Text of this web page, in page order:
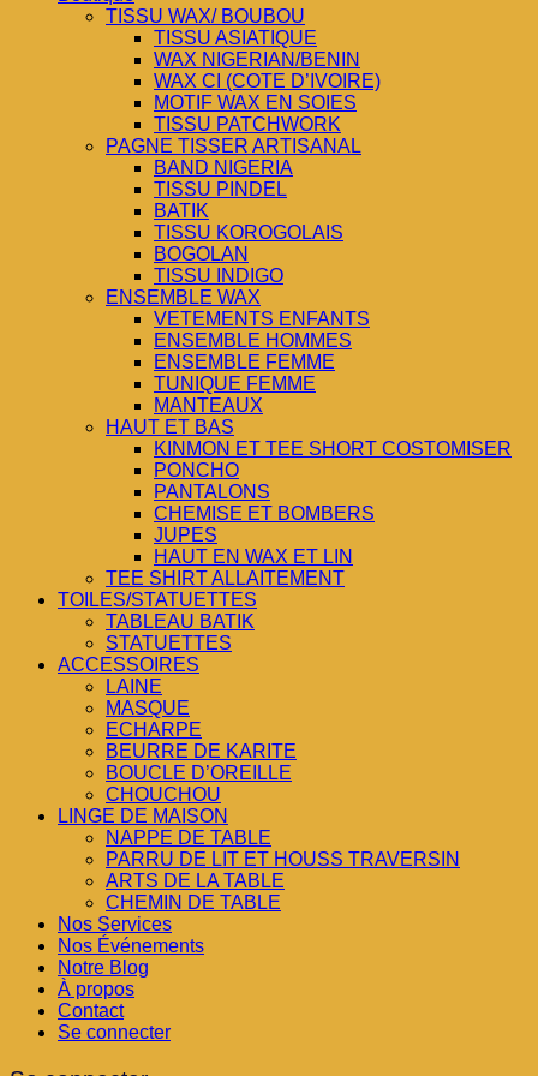
TISSU WAX/ BOUBOU
TISSU ASIATIQUE
WAX NIGERIAN/BENIN
WAX CI (COTE D’IVOIRE)
MOTIF WAX EN SOIES
TISSU PATCHWORK
PAGNE TISSER ARTISANAL
BAND NIGERIA
TISSU PINDEL
BATIK
TISSU KOROGOLAIS
BOGOLAN
TISSU INDIGO
ENSEMBLE WAX
VETEMENTS ENFANTS
ENSEMBLE HOMMES
ENSEMBLE FEMME
TUNIQUE FEMME
MANTEAUX
HAUT ET BAS
KINMON ET TEE SHORT COSTOMISER
PONCHO
PANTALONS
CHEMISE ET BOMBERS
JUPES
HAUT EN WAX ET LIN
TEE SHIRT ALLAITEMENT
TOILES/STATUETTES
TABLEAU BATIK
STATUETTES
ACCESSOIRES
LAINE
MASQUE
ECHARPE
BEURRE DE KARITE
BOUCLE D’OREILLE
CHOUCHOU
LINGE DE MAISON
NAPPE DE TABLE
PARRU DE LIT ET HOUSS TRAVERSIN
ARTS DE LA TABLE
CHEMIN DE TABLE
Nos Services
Nos Événements
Notre Blog
À propos
Contact
Se connecter